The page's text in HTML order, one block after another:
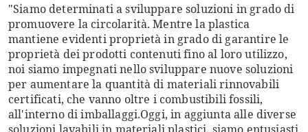
"Siamo determinati a sviluppare soluzioni in grado di
promuovere la circolarità. Mentre la plastica
mantiene evidenti proprietà in grado di garantire le
proprietà dei prodotti contenuti fino al loro utilizzo,
noi siamo impegnati nello sviluppare nuove soluzioni
per aumentare la quantità di materiali rinnovabili
certificati, che vanno oltre i combustibili fossili,
all'interno di imballaggi.Oggi, in aggiunta alle diverse
soluzioni lavabili in materiali plastici, siamo entusiasti